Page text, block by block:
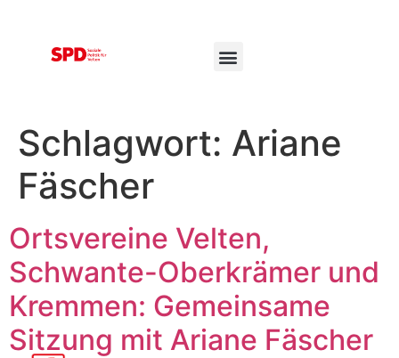
Schlagwort: Ariane
Fäscher
Ortsvereine Velten,
Schwante-Oberkrämer und
Kremmen: Gemeinsame
Sitzung mit Ariane Fäscher